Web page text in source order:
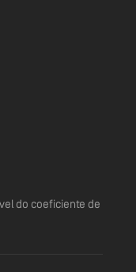
do coeficiente de